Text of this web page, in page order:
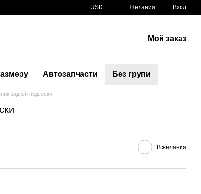
USD Желания Вход
Мой заказ
Автозапчасти Без групи
задней подвески
В желания